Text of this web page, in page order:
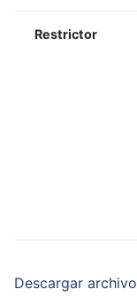
Restrictor
Descargar archivo